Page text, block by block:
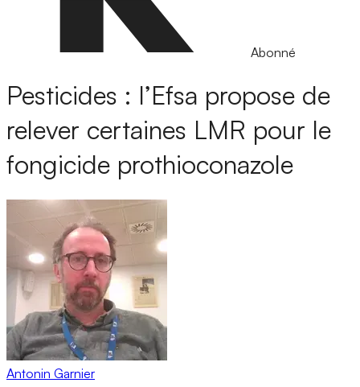
Abonné
Pesticides : l’Efsa propose de
relever certaines LMR pour le
fongicide prothioconazole
Antonin Garnier